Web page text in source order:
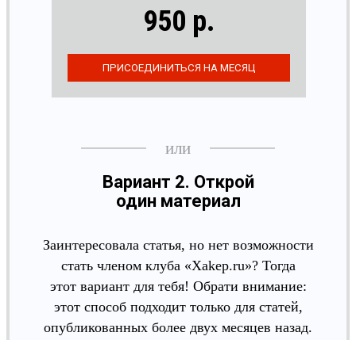
950 р.
Вариант 2. Открой
один материал
Заинтересовала статья, но нет возможности
стать членом клуба «Xakep.ru»? Тогда
этот вариант для тебя! Обрати внимание:
этот способ подходит только для статей,
опубликованных более двух месяцев назад.